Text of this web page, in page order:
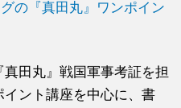
の『真田丸』ワンポイン
田丸』戦国軍事考証を担
ント講座を中心に、書